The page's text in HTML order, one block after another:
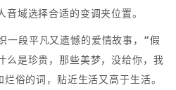
域选择合适的变调夹位置。
一段平凡又遗憾的爱情故事，“假
么是珍贵，那些美梦，没给你，我
俗的词，贴近生活又高于生活。